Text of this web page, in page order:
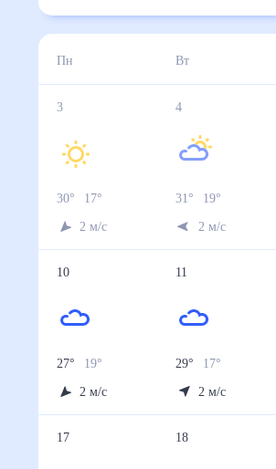
Пн Вт
3
30° 17°
2 м/с
4
31° 19°
2 м/с
10
27° 19°
2 м/с
11
29° 17°
2 м/с
17 18